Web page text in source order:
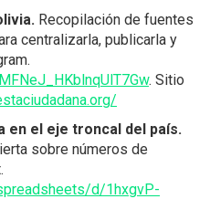
Recopilación de fuentes
centralizarla, publicarla y
. Sitio
en el eje troncal del país.
sobre números de
d/1hxgvP-